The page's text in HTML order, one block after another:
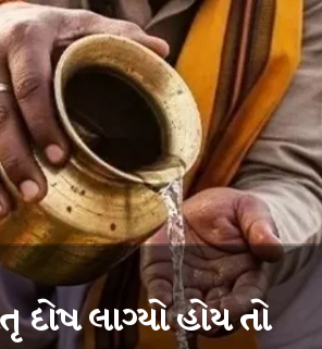
દોષ લાગ્યો હોય તો